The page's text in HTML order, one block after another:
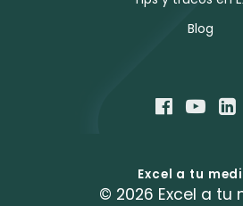
Blog
Excel a tu
© 2026 Excel a tu